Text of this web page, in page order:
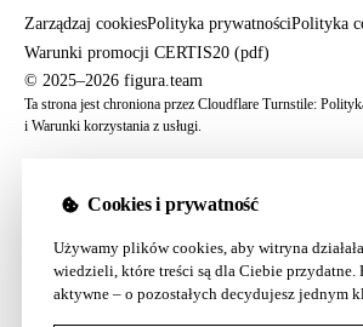
Zarządzaj cookiesPolityka prywatnościPolityka
Warunki promocji CERTIS20 (pdf)
© 2025–2026 figura.team
Ta strona jest chroniona przez Cloudflare Turnstile:
i Warunki korzystania z usługi.
Cookies i prywatność
Używamy plików cookies, aby witryna
wiedzieli, które treści są dla Ciebie przydatne.
aktywne – o pozostałych decydujesz jednym